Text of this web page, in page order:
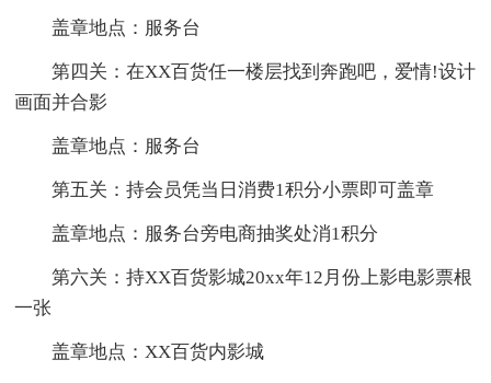
盖章地点：服务台
第四关：在XX百货任一楼层找到奔跑吧，爱情!设计
画面并合影
盖章地点：服务台
第五关：持会员凭当日消费1积分小票即可盖章
盖章地点：服务台旁电商抽奖处消1积分
第六关：持XX百货影城20xx年12月份上影电影票根
一张
盖章地点：XX百货内影城